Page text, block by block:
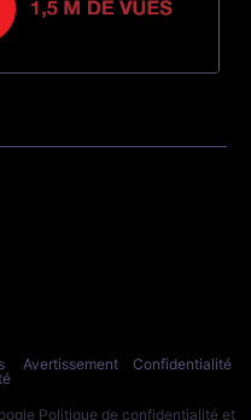
Avertissement
Confidentialité
Politique de confidentialité et